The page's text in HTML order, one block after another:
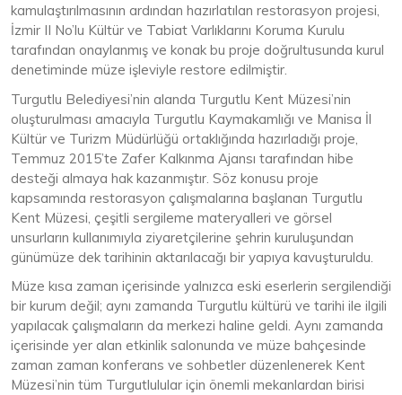
kamulaştırılmasının ardından hazırlatılan restorasyon projesi,
İzmir II No’lu Kültür ve Tabiat Varlıklarını Koruma Kurulu
tarafından onaylanmış ve konak bu proje doğrultusunda kurul
denetiminde müze işleviyle restore edilmiştir.
Turgutlu Belediyesi’nin alanda Turgutlu Kent Müzesi’nin
oluşturulması amacıyla Turgutlu Kaymakamlığı ve Manisa İl
Kültür ve Turizm Müdürlüğü ortaklığında hazırladığı proje,
Temmuz 2015’te Zafer Kalkınma Ajansı tarafından hibe
desteği almaya hak kazanmıştır. Söz konusu proje
kapsamında restorasyon çalışmalarına başlanan Turgutlu
Kent Müzesi, çeşitli sergileme materyalleri ve görsel
unsurların kullanımıyla ziyaretçilerine şehrin kuruluşundan
günümüze dek tarihinin aktarılacağı bir yapıya kavuşturuldu.
Müze kısa zaman içerisinde yalnızca eski eserlerin sergilendiği
bir kurum değil; aynı zamanda Turgutlu kültürü ve tarihi ile ilgili
yapılacak çalışmaların da merkezi haline geldi. Aynı zamanda
içerisinde yer alan etkinlik salonunda ve müze bahçesinde
zaman zaman konferans ve sohbetler düzenlenerek Kent
Müzesi’nin tüm Turgutlulular için önemli mekanlardan birisi